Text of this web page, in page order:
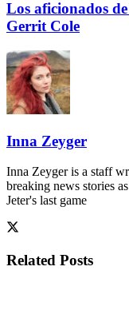
Los aficionados
Gerrit Cole
Inna Zeyger
Inna Zeyger is a staff
breaking news stories
Jeter's last game
Related Posts